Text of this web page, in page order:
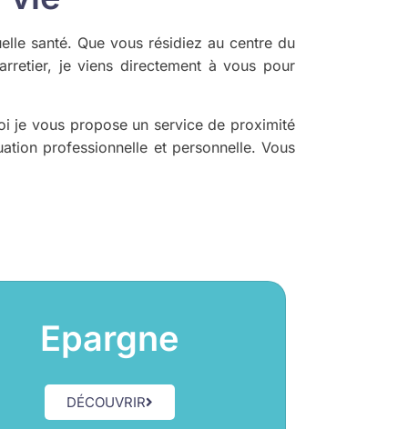
santé. Que vous résidiez au centre du
je viens directement à vous pour
je vous propose un service de proximité
professionnelle et personnelle. Vous
Epargne
DÉCOUVRIR